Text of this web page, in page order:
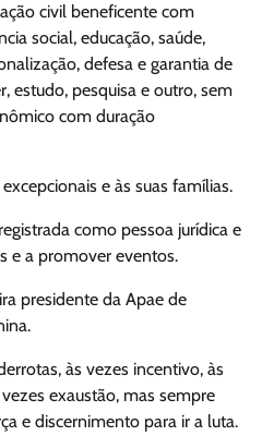
civil beneficente com
social, educação, saúde,
defesa e garantia de
estudo, pesquisa e outro, sem
com duração
e às suas famílias.
como pessoa jurídica e
e a promover eventos.
presidente da Apae de
às vezes incentivo, às
exaustão, mas sempre
e discernimento para ir a luta.